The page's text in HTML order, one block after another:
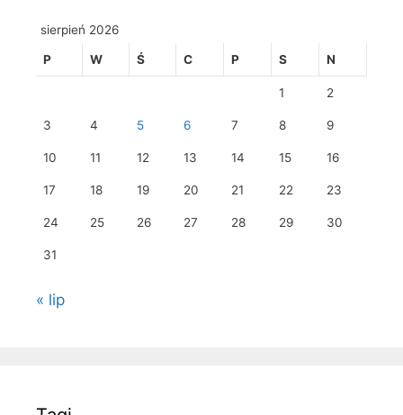
sierpień 2026
P W Ś C P S N
1 2
3 4 5 6 7 8 9
10 11 12 13 14 15 16
17 18 19 20 21 22 23
24 25 26 27 28 29 30
31
« lip